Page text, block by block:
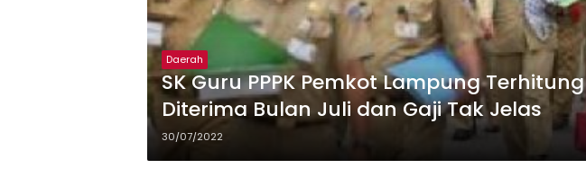
Daerah
SK Guru PPPK Pemkot Lampung
Diterima Bulan Juli dan Gaji Tak Jelas
30/07/2022